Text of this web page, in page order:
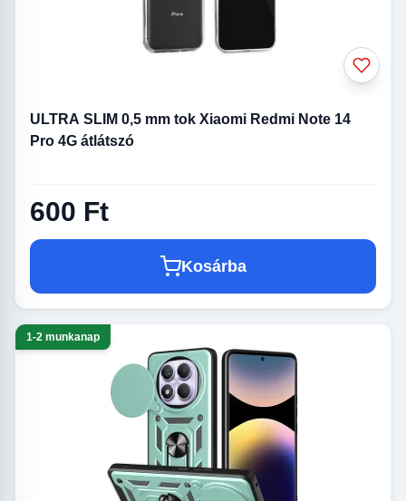
ULTRA SLIM 0,5 mm tok Xiaomi Redmi Note 14
Pro 4G átlátszó
600 Ft
Kosárba
1-2 munkanap